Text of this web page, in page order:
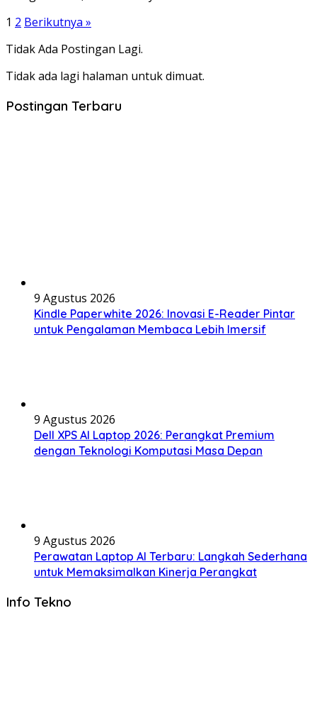
Paginasi
pos
1 2 Berikutnya »
Tidak Ada Postingan Lagi.
Tidak ada lagi halaman untuk dimuat.
Postingan Terbaru
9 Agustus 2026
Kindle Paperwhite 2026: Inovasi E-Reader Pintar
untuk Pengalaman Membaca Lebih Imersif
9 Agustus 2026
Dell XPS AI Laptop 2026: Perangkat Premium
dengan Teknologi Komputasi Masa Depan
9 Agustus 2026
Perawatan Laptop AI Terbaru: Langkah Sederhana
untuk Memaksimalkan Kinerja Perangkat
Info Tekno